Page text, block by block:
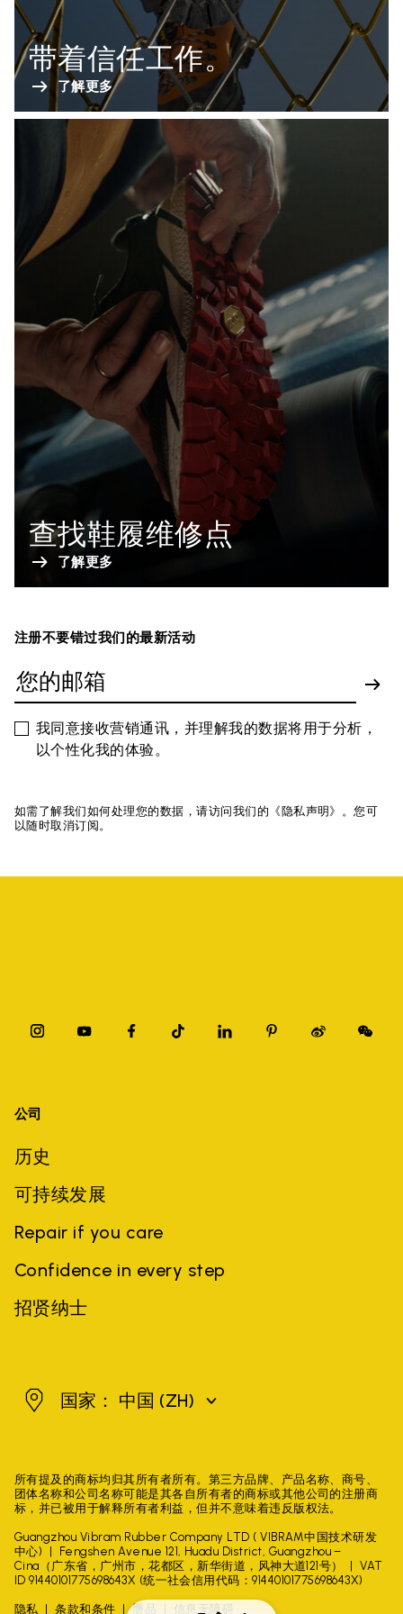
带着信任工作。
了解更多
查找鞋履维修点
了解更多
注册不要错过我们的最新活动
我同意接收营销通讯，并理解我的数据将用于分析，
以个性化我的体验。
如需了解我们如何处理您的数据，请访问我们的《隐私声明》。您可
以随时取消订阅。
公司
历史
可持续发展
Repair if you care
Confidence in every step
招贤纳士
中国 国家： 中国 (ZH)
所有提及的商标均归其所有者所有。第三方品牌、产品名称、商号、
团体名称和公司名称可能是其各自所有者的商标或其他公司的注册商
标，并已被用于解释所有者利益，但并不意味着违反版权法。
Guangzhou Vibram Rubber Company LTD ( VIBRAM中国技术研发
中心)
Fengshen Avenue 121, Huadu District, Guangzhou –
Cina（广东省，广州市，花都区，新华街道，风神大道121号）
VAT
ID 91440101775698643X (统一社会信用代码：91440101775698643X)
隐私 条款和条件 赝品 信息无障碍